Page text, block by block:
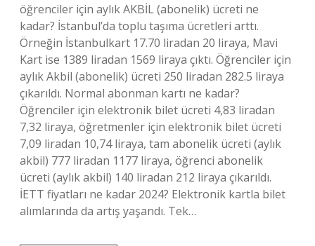
öğrenciler için aylık AKBİL (abonelik) ücreti ne
kadar? İstanbul’da toplu taşıma ücretleri arttı.
Örneğin İstanbulkart 17.70 liradan 20 liraya, Mavi
Kart ise 1389 liradan 1569 liraya çıktı. Öğrenciler için
aylık Akbil (abonelik) ücreti 250 liradan 282.5 liraya
çıkarıldı. Normal abonman kartı ne kadar?
Öğrenciler için elektronik bilet ücreti 4,83 liradan
7,32 liraya, öğretmenler için elektronik bilet ücreti
7,09 liradan 10,74 liraya, tam abonelik ücreti (aylık
akbil) 777 liradan 1177 liraya, öğrenci abonelik
ücreti (aylık akbil) 140 liradan 212 liraya çıkarıldı.
İETT fiyatları ne kadar 2024? Elektronik kartla bilet
alımlarında da artış yaşandı. Tek…